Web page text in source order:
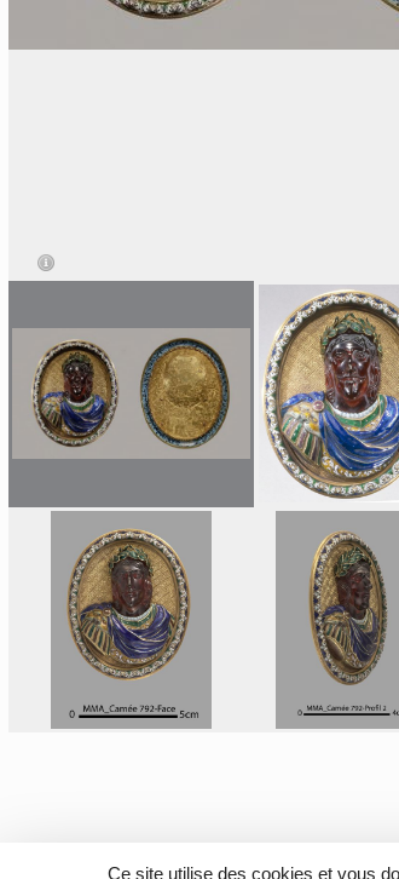
Ce site utilise des cookies et vous